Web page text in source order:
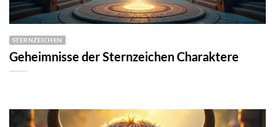
STERNZEICHEN
Geheimnisse der Sternzeichen Charaktere